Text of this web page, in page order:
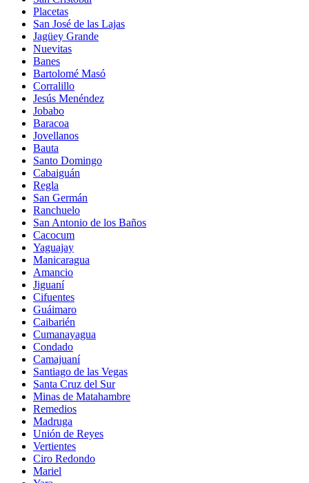
Placetas
San José de las Lajas
Jagüey Grande
Nuevitas
Banes
Bartolomé Masó
Corralillo
Jesús Menéndez
Jobabo
Baracoa
Jovellanos
Bauta
Santo Domingo
Cabaiguán
Regla
San Germán
Ranchuelo
San Antonio de los Baños
Cacocum
Yaguajay
Manicaragua
Amancio
Jiguaní
Cifuentes
Guáimaro
Caibarién
Cumanayagua
Condado
Camajuaní
Santiago de las Vegas
Santa Cruz del Sur
Minas de Matahambre
Remedios
Madruga
Unión de Reyes
Vertientes
Ciro Redondo
Mariel